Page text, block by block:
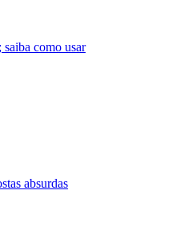
saiba como usar
absurdas